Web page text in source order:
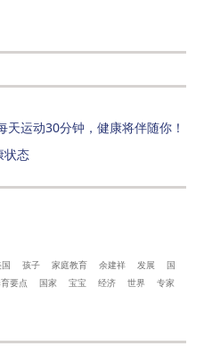
天运动30分钟，健康将伴随你！
状态
孩子 家庭教育 余建祥 发展
国
要点 国家 宝宝 经济 世界
专家